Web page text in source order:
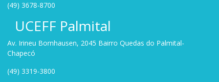
(49) 3678-8700
UCEFF Palmital
Av. Irineu Bornhausen, 2045 Bairro Quedas do Palmital-
Chapecó
(49) 3319-3800